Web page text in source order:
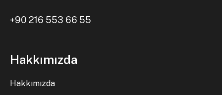
+90 216 553 66 55
Hakkımızda
Hakkımızda